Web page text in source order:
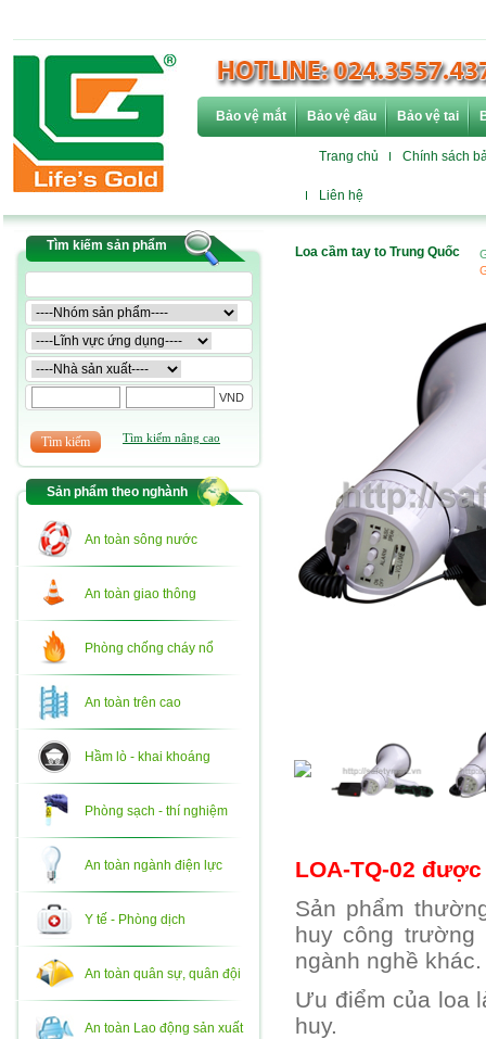
Bảo vệ mắt Bảo vệ đầu Bảo vệ tai
Trang chủ Chính sách
Liên hệ
Tìm kiếm sản phẩm
VND
Tìm kiếm nâng cao
Sản phẩm theo nghành
An toàn sông nước
An toàn giao thông
Phòng chống cháy nổ
An toàn trên cao
Hầm lò - khai khoáng
Phòng sạch - thí nghiệm
An toàn ngành điện lực
Y tế - Phòng dịch
An toàn quân sự, quân đội
An toàn Lao động sản xuất
Loa cầm tay to Trung Quốc
LOA-TQ-02
Sản phẩm
huy công trường
ngành nghề khác.
Ưu điểm của loa
huy.